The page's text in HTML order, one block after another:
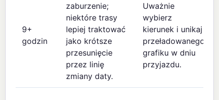
9+
godzin
zaburzenie;
niektóre trasy
lepiej traktować
jako krótsze
przesunięcie
przez linię
zmiany daty.
Uważnie
wybierz
kierunek i unikaj
przeładowanego
grafiku w dniu
przyjazdu.